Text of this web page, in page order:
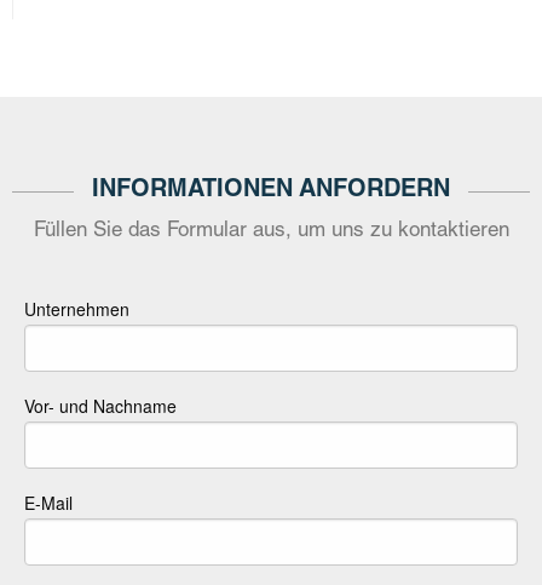
INFORMATIONEN ANFORDERN
Füllen Sie das Formular aus, um uns zu kontaktieren
Unternehmen
Vor- und Nachname
E-Mail